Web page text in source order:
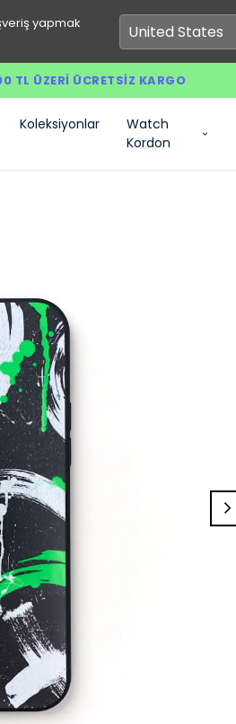
yapmak
TL ÜZERI ÜCRETSIZ KARGO
Koleksiyonlar
Watch
Kordon